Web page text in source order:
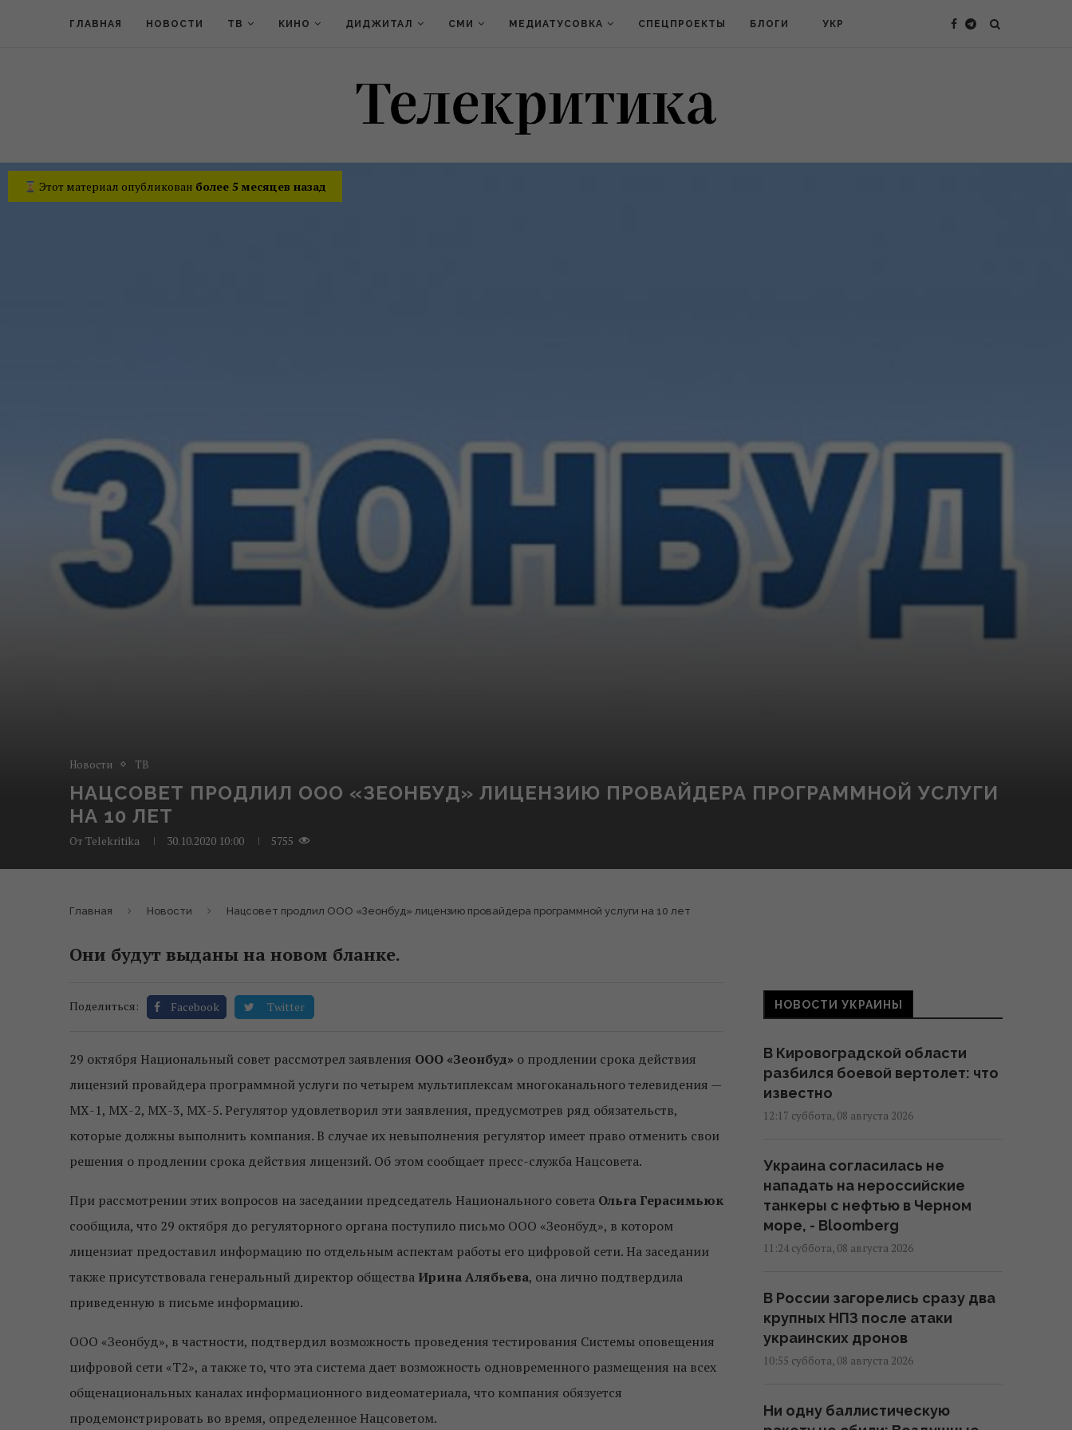
ГЛАВНАЯ НОВОСТИ ТВ КИНО ДИДЖИТАЛ СМИ МЕДИАТУСОВКА СПЕЦПРОЕКТЫ БЛОГИ УКР
Этот материал опубликован более 5 месяцев назад
Новости ТВ
НАЦСОВЕТ ПРОДЛИЛ ООО «ЗЕОНБУД» ЛИЦЕНЗИЮ ПРОВАЙДЕРА ПРОГРАММНОЙ УСЛУГИ
НА 10 ЛЕТ
От Telekritika 30.10.2020 10:00 5755
Главная Новости Нацсовет продлил ООО «Зеонбуд» лицензию провайдера программной услуги на 10 лет
Они будут выданы на новом бланке.
Поделиться: Facebook Twitter
29 октября Национальный совет рассмотрел заявления ООО «Зеонбуд» о продлении срока действия
лицензий провайдера программной услуги по четырем мультиплексам многоканального телевидения —
МХ-1, МХ-2, МХ-3, МХ-5. Регулятор удовлетворил эти заявления, предусмотрев ряд обязательств,
которые должны выполнить компания. В случае их невыполнения регулятор имеет право отменить свои
решения о продлении срока действия лицензий. Об этом сообщает пресс-служба Нацсовета.
При рассмотрении этих вопросов на заседании председатель Национального совета Ольга Герасимьюк
сообщила, что 29 октября до регуляторного органа поступило письмо ООО «Зеонбуд», в котором
лицензиат предоставил информацию по отдельным аспектам работы его цифровой сети. На заседании
также присутствовала генеральный директор общества Ирина Алябьева, она лично подтвердила
приведенную в письме информацию.
ООО «Зеонбуд», в частности, подтвердил возможность проведения тестирования Системы оповещения
цифровой сети «Т2», а также то, что эта система дает возможность одновременного размещения на всех
общенациональных каналах информационного видеоматериала, что компания обязуется
продемонстрировать во время, определенное Нацсоветом.
НОВОСТИ УКРАИНЫ
В Кировоградской области
разбился боевой вертолет: что
известно
12:17 суббота, 08 августа 2026
Украина согласилась не
нападать на нероссийские
танкеры с нефтью в Черном
море, - Bloomberg
11:24 суббота, 08 августа 2026
В России загорелись сразу два
крупных НПЗ после атаки
украинских дронов
10:55 суббота, 08 августа 2026
Ни одну баллистическую